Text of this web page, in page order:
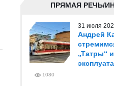
ПРЯМАЯ РЕЧЬ/
31 июля
Андрей
„Татры“
1080